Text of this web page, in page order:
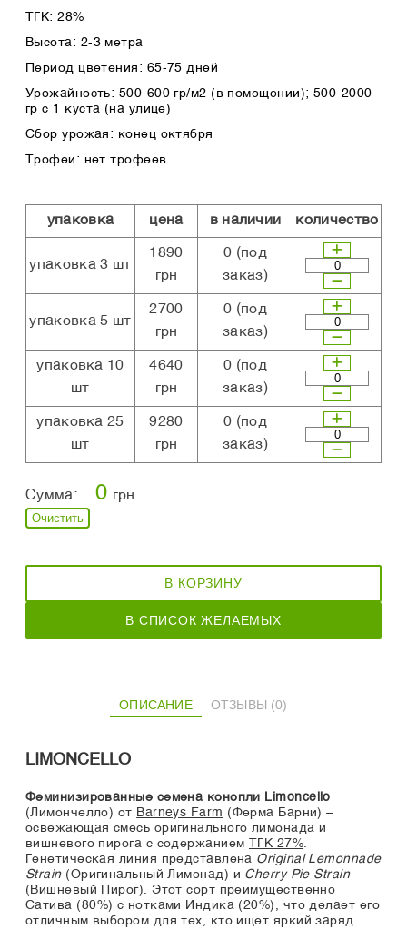
ТГК: 28%
Высота: 2-3 метра
Период цветения: 65-75 дней
Урожайность: 500-600 гр/м2 (в помещении); 500-2000
гр с 1 куста (на улице)
Сбор урожая: конец октября
Трофеи: нет трофеев
упаковка цена в наличии количество
упаковка 3 шт
1890
грн
0 (под
заказ)
упаковка 5 шт
2700
грн
0 (под
заказ)
упаковка 10
шт
4640
грн
0 (под
заказ)
упаковка 25
шт
9280
грн
0 (под
заказ)
Сумма: 0 грн
Очистить
В КОРЗИНУ
В СПИСОК ЖЕЛАЕМЫХ
ОПИСАНИЕ ОТЗЫВЫ (0)
LIMONCELLO
Феминизированные семена конопли Limoncello
(Лимончелло) от Barneys Farm (Ферма Барни) –
освежающая смесь оригинального лимонада и
вишневого пирога с содержанием
ТГК 27%.
Генетическая линия представлена Original Lemonnade
Strain(Оригинальный Лимонад) и Cherry Pie Strain
(Вишневый Пирог). Этот сорт преимущественно
Сатива (80%) с нотками Индика (20%), что делает его
отличным выбором для тех, кто ищет яркий заряд